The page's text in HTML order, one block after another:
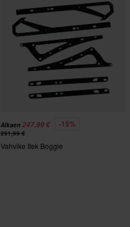
Alkaen 247,99 € -15%
291,99 €
Vahvike Itek Boggie